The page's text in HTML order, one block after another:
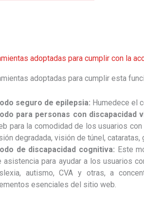
adoptadas para cumplir con la
adoptadas para cumplir esta
seguro de epilepsia: Humedece el
para personas con discapacidad
para la comodidad de los usuarios
degradada, visión de túnel, cataratas,
de discapacidad cognitiva: Este
asistencia para ayudar a los usuarios
autismo, CVA y otras, a
esenciales del sitio web.